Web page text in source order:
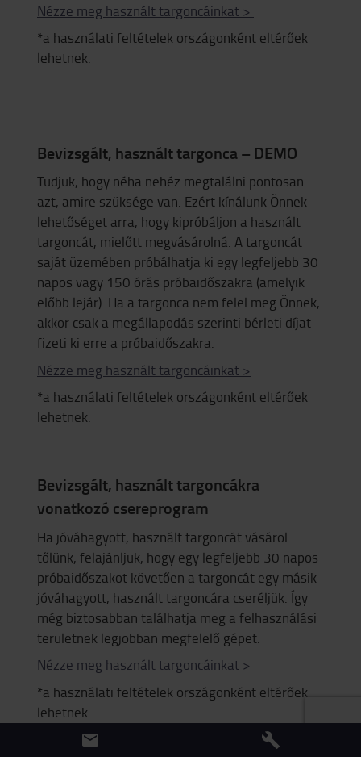
Nézze meg használt targoncáinkat >
*a használati feltételek országonként eltérőek
lehetnek.
Bevizsgált, használt targonca – DEMO
Tudjuk, hogy néha nehéz megtalálni pontosan
azt, amire szüksége van. Ezért kínálunk Önnek
lehetőséget arra, hogy kipróbáljon a használt
targoncát, mielőtt megvásárolná. A targoncát
saját üzemében próbálhatja ki egy legfeljebb 30
napos vagy 150 órás próbaidőszakra (amelyik
előbb lejár). Ha a targonca nem felel meg Önnek,
akkor csak a megállapodás szerinti bérleti díjat
fizeti ki erre a próbaidőszakra.
Nézze meg használt targoncáinkat >
*a használati feltételek országonként eltérőek
lehetnek.
Bevizsgált, használt targoncákra
vonatkozó csereprogram
Ha jóváhagyott, használt targoncát vásárol
tőlünk, felajánljuk, hogy egy legfeljebb 30 napos
próbaidőszakot követően a targoncát egy másik
jóváhagyott, használt targoncára cseréljük. Így
még biztosabban találhatja meg a felhasználási
területnek legjobban megfelelő gépet.
Nézze meg használt targoncáinkat >
*a használati feltételek országonként eltérőek
lehetnek.